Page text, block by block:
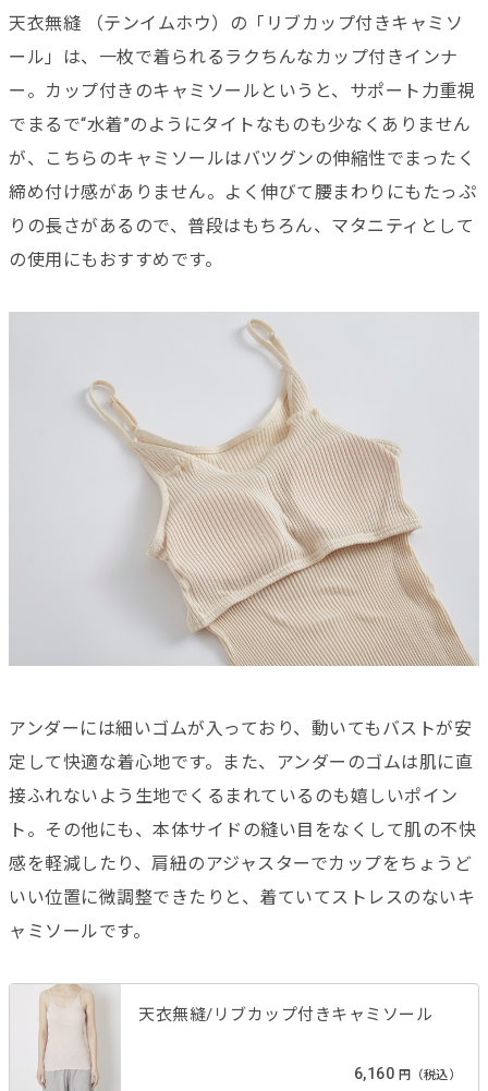
天衣無縫 （テンイムホウ）の「リブカップ付きキャミソ
ール」は、一枚で着られるラクちんなカップ付きインナ
ー。カップ付きのキャミソールというと、サポート力重視
でまるで“水着”のようにタイトなものも少なくありません
が、こちらのキャミソールはバツグンの伸縮性でまったく
締め付け感がありません。よく伸びて腰まわりにもたっぷ
りの長さがあるので、普段はもちろん、マタニティとして
の使用にもおすすめです。
アンダーには細いゴムが入っており、動いてもバストが安
定して快適な着心地です。また、アンダーのゴムは肌に直
接ふれないよう生地でくるまれているのも嬉しいポイン
ト。その他にも、本体サイドの縫い目をなくして肌の不快
感を軽減したり、肩紐のアジャスターでカップをちょうど
いい位置に微調整できたりと、着ていてストレスのないキ
ャミソールです。
天衣無縫/リブカップ付きキャミソール
6,160 円（税込）